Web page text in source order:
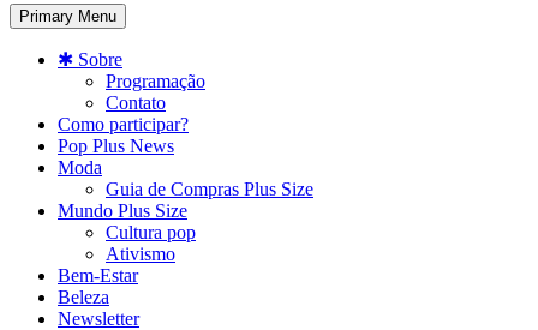
Primary Menu
✱ Sobre
Programação
Contato
Como participar?
Pop Plus News
Moda
Guia de Compras Plus Size
Mundo Plus Size
Cultura pop
Ativismo
Bem-Estar
Beleza
Newsletter